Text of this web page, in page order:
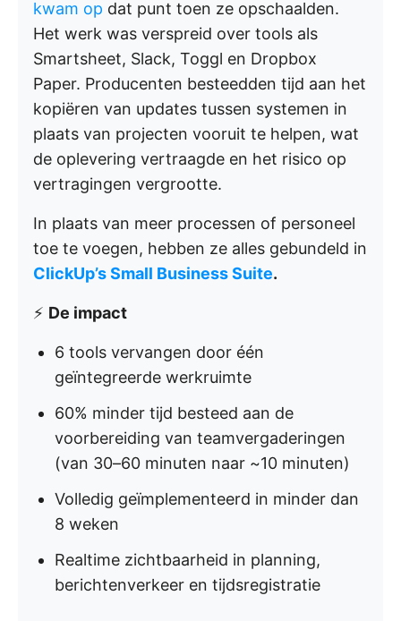
kwam op dat punt toen ze opschaalden.
Het werk was verspreid over tools als
Smartsheet, Slack, Toggl en Dropbox
Paper. Producenten besteedden tijd aan het
kopiëren van updates tussen systemen in
plaats van projecten vooruit te helpen, wat
de oplevering vertraagde en het risico op
vertragingen vergrootte.
In plaats van meer processen of personeel
toe te voegen, hebben ze alles gebundeld in
ClickUp’s Small Business Suite.
⚡ De impact
6 tools vervangen door één
geïntegreerde werkruimte
60% minder tijd besteed aan de
voorbereiding van teamvergaderingen
(van 30–60 minuten naar ~10 minuten)
Volledig geïmplementeerd in minder dan
8 weken
Realtime zichtbaarheid in planning,
berichtenverkeer en tijdsregistratie